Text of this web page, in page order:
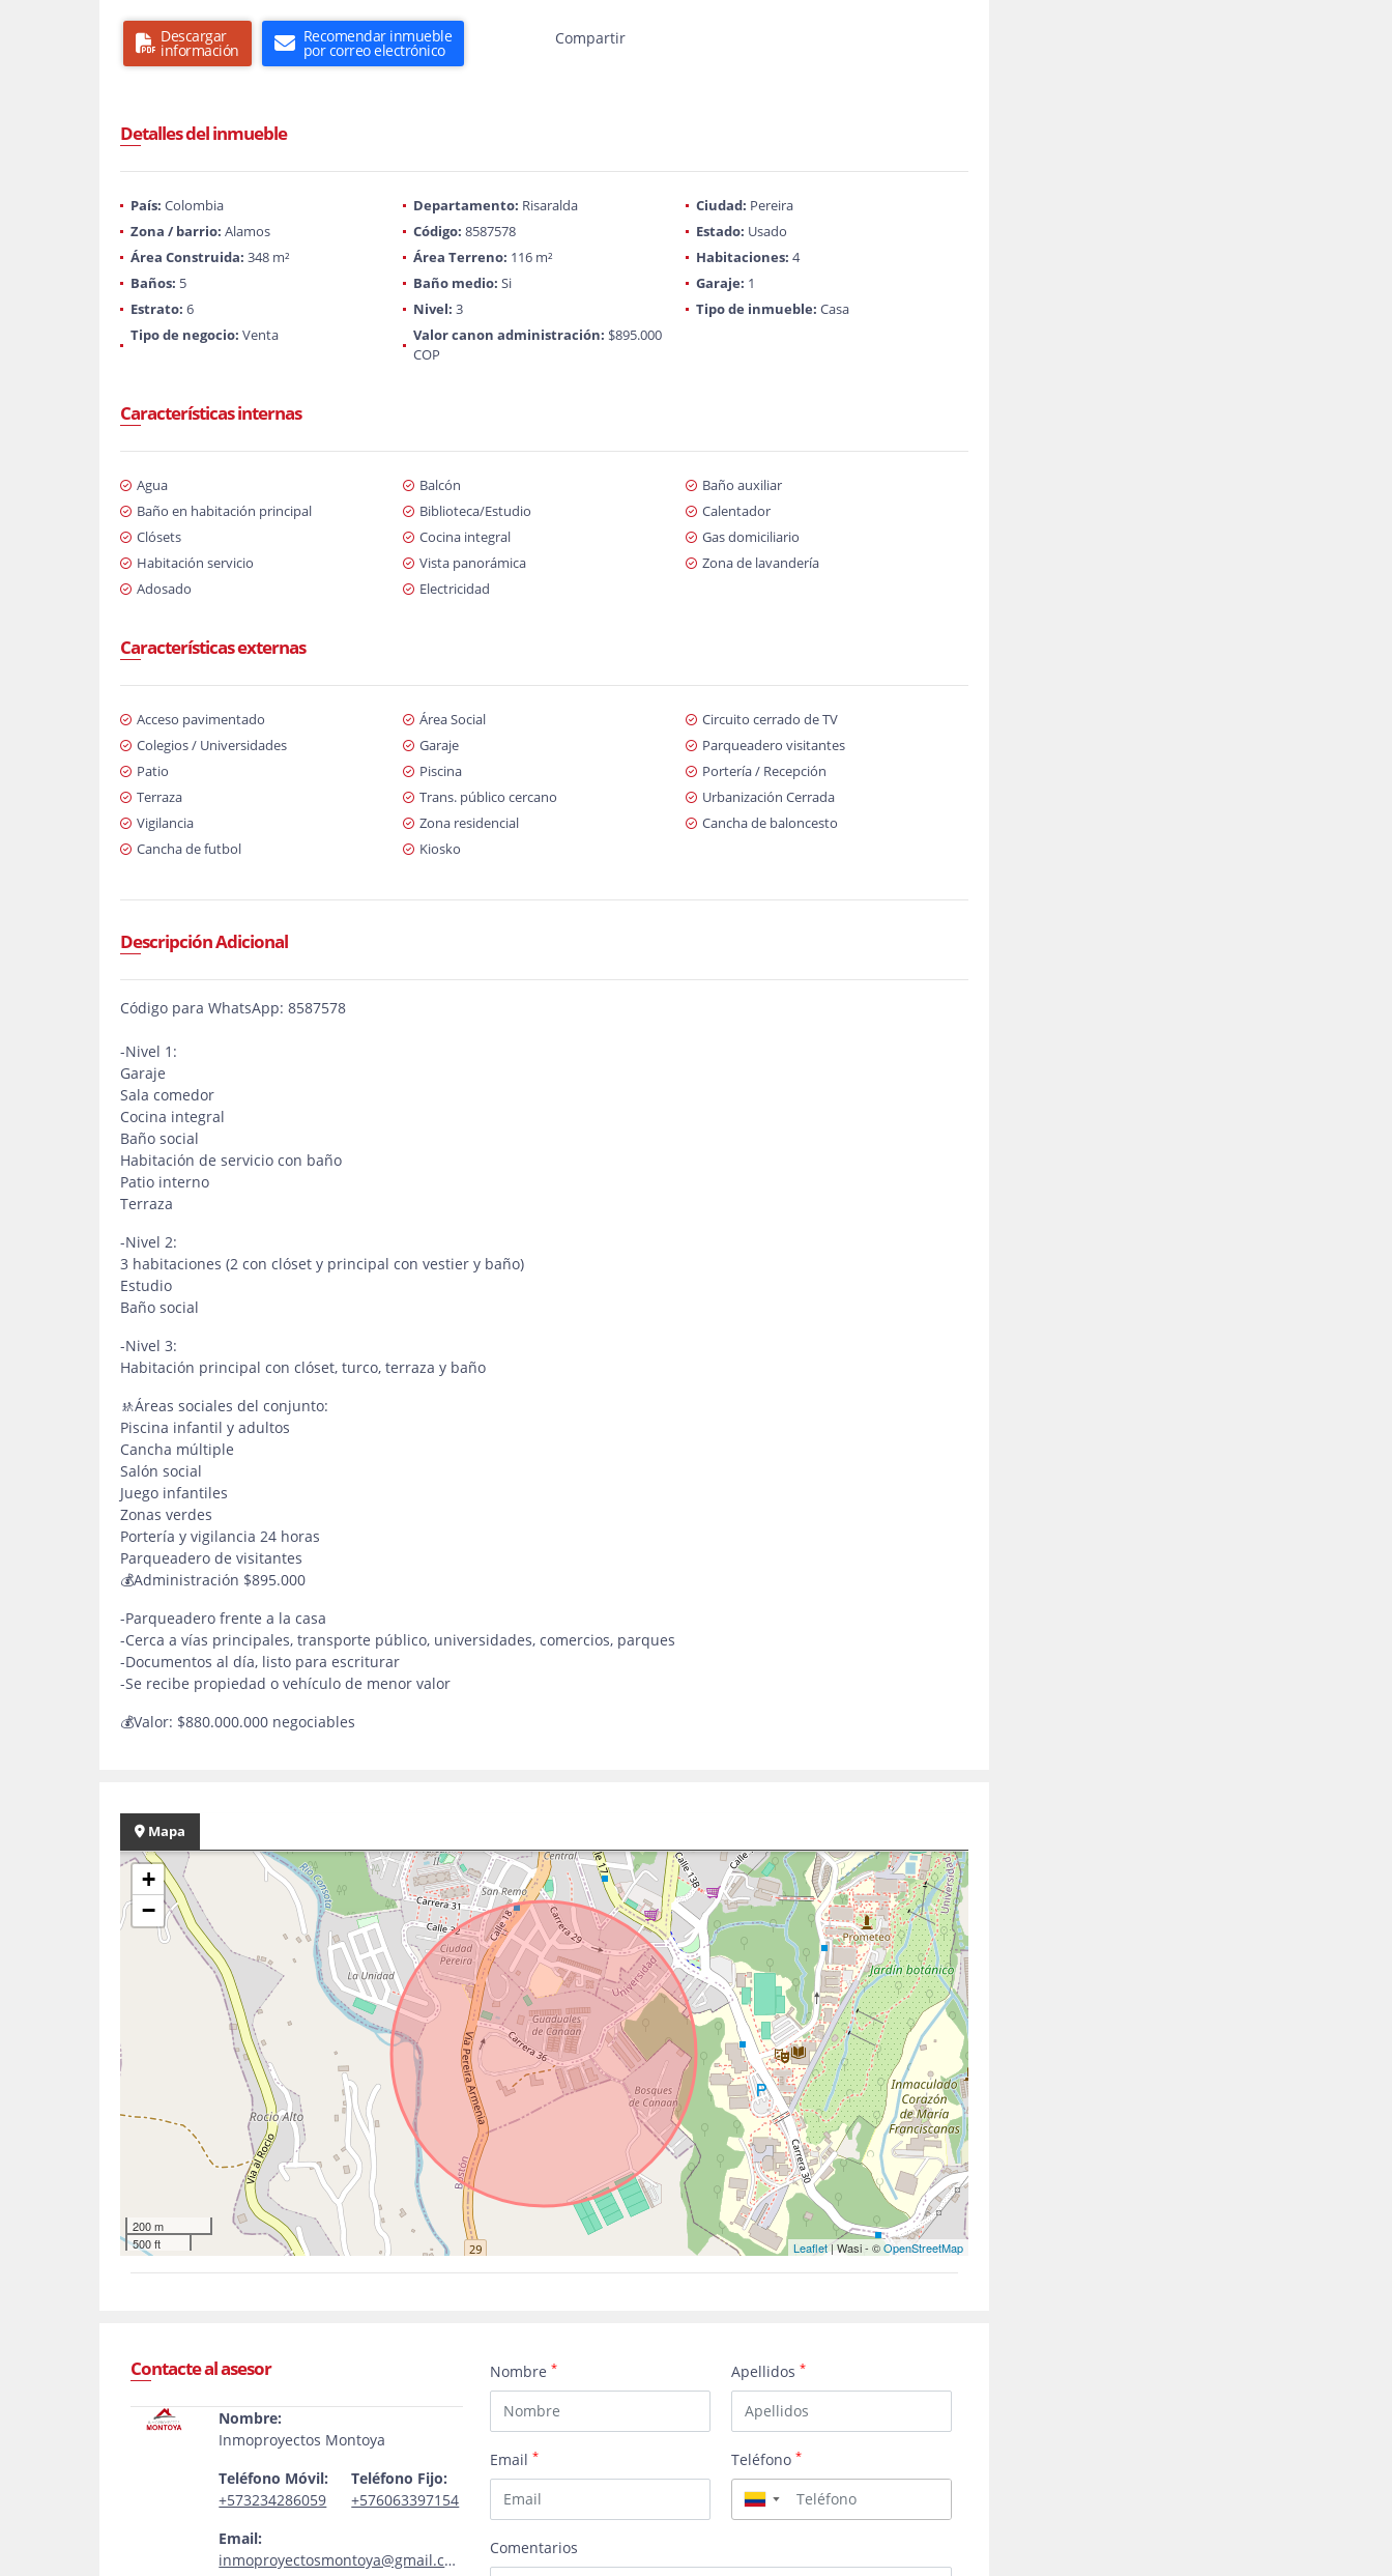
Descargar
información
Recomendar inmueble
por correo electrónico
Compartir
Detalles del inmueble
País: Colombia Departamento: Risaralda Ciudad: Pereira
Zona / barrio: Alamos Código: 8587578 Estado: Usado
Área Construida: 348 m² Área Terreno: 116 m² Habitaciones: 4
Baños: 5 Baño medio: Si Garaje: 1
Estrato: 6 Nivel: 3 Tipo de inmueble: Casa
Tipo de negocio: Venta Valor canon administración: $895.000
COP
Características internas
Agua Balcón
Baño auxiliar
Baño en habitación principal
Biblioteca/Estudio
Calentador
Clósets
Cocina integral
Gas domiciliario
Habitación servicio
Vista panorámica
Zona de lavandería
Adosado
Electricidad
Características externas
Acceso pavimentado Área Social
Circuito cerrado de TV
Colegios / Universidades
Garaje
Parqueadero visitantes
Patio
Piscina
Portería / Recepción
Terraza
Trans. público cercano
Urbanización Cerrada
Vigilancia
Zona residencial
Cancha de baloncesto
Cancha de futbol
Kiosko
Descripción Adicional
Código para WhatsApp: 8587578
-Nivel 1:
Garaje
Sala comedor
Cocina integral
Baño social
Habitación de servicio con baño
Patio interno
Terraza
-Nivel 2:
3 habitaciones (2 con clóset y principal con vestier y baño)
Estudio
Baño social
-Nivel 3:
Habitación principal con clóset, turco, terraza y baño
🚸Áreas sociales del conjunto:
Piscina infantil y adultos
Cancha múltiple
Salón social
Juego infantiles
Zonas verdes
Portería y vigilancia 24 horas
Parqueadero de visitantes
💰Administración $895.000
-Parqueadero frente a la casa
-Cerca a vías principales, transporte público, universidades, comercios, parques
-Documentos al día, listo para escriturar
-Se recibe propiedad o vehículo de menor valor
💰Valor: $880.000.000 negociables
Mapa
+
−
200 m
500 ft
Leaflet| Wasi - ©OpenStreetMap
Contacte al asesor
Nombre:
Inmoproyectos Montoya
Teléfono Móvil:
+573234286059
Teléfono Fijo:
+576063397154
Email:
inmoproyectosmontoya@gmail.com
Nombre* Apellidos*
Email* Teléfono*
▼
Comentarios